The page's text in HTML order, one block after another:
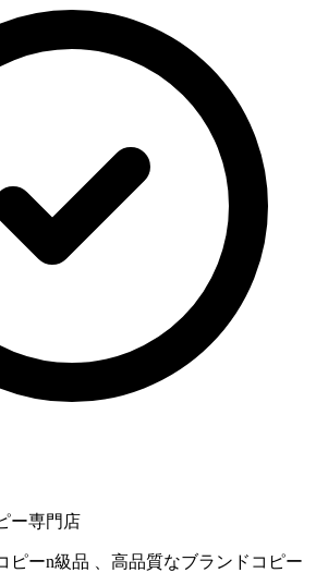
ー専門店
ピーn級品 、高品質なブランドコピー